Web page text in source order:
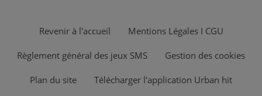
Revenir à l'accueil Mentions Légales I CGU
Règlement général des jeux SMS Gestion des cookies
Plan du site Télécharger l'application Urban hit